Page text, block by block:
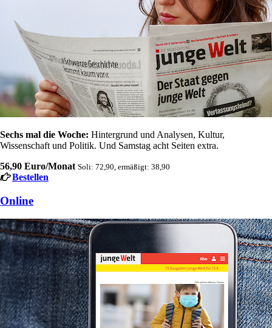
Sechs mal die Woche: Hintergrund und Analysen, Kultur,
Wissenschaft und Politik. Und Samstag acht Seiten extra.
56,90 Euro/Monat Soli: 72,90, ermäßigt: 38,90
Bestellen
Online